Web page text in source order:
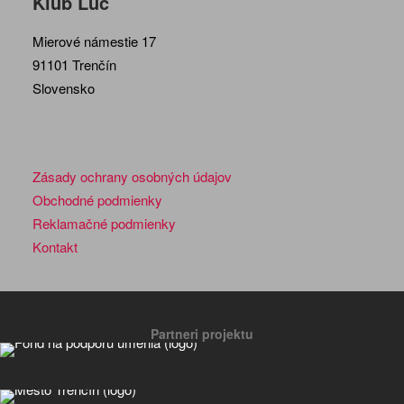
Mierové námestie 17
91101 Trenčín
Slovensko
Zásady ochrany osobných údajov
Obchodné podmienky
Reklamačné podmienky
Kontakt
Partneri projektu